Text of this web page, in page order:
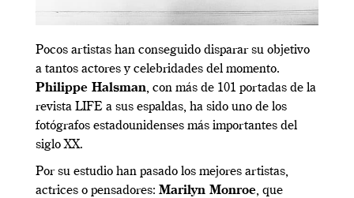
Pocos artistas han conseguido disparar su objetivo
a tantos actores y celebridades del momento.
Philippe Halsman, con más de 101 portadas de la
revista LIFE a sus espaldas, ha sido uno de los
fotógrafos estadounidenses más importantes del
siglo XX.
Por su estudio han pasado los mejores artistas,
actrices o pensadores: Marilyn Monroe, que